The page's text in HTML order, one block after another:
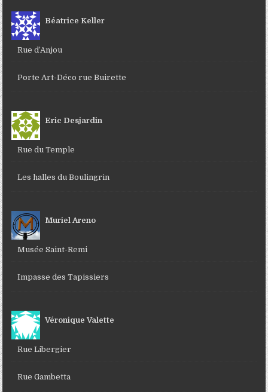
Béatrice Keller
Rue d’Anjou
Porte Art-Déco rue Buirette
Eric Desjardin
Rue du Temple
Les halles du Boulingrin
Muriel Areno
Musée Saint-Remi
Impasse des Tapissiers
Véronique Valette
Rue Libergier
Rue Gambetta